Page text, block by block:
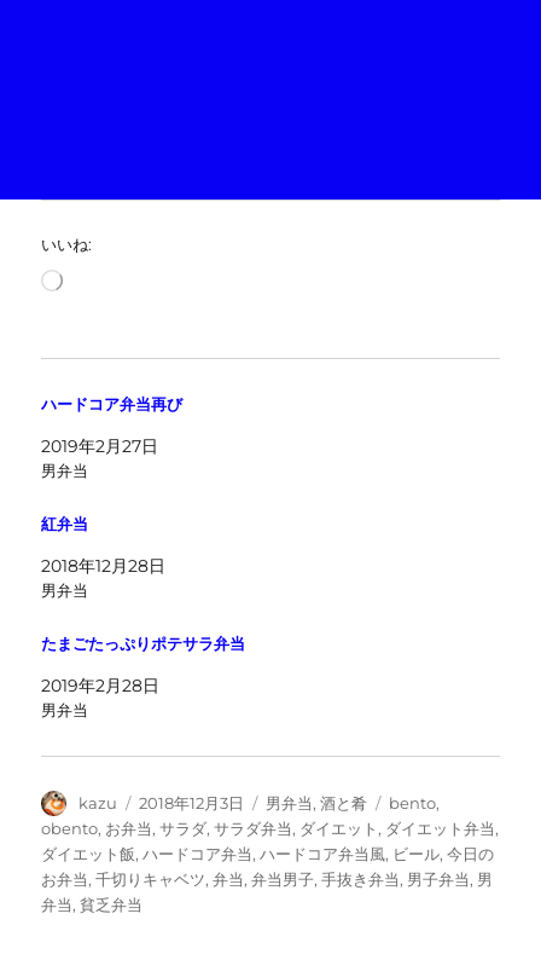
いいね:
読
み
ハードコア弁当再び
2019年2月27日
男弁当
紅弁当
2018年12月28日
男弁当
たまごたっぷりポテサラ弁当
2019年2月28日
男弁当
投
稿
者
kazu
投
稿
日:
2018年12月3日
カ
テ
ゴ
リ
男弁当,酒と肴
タ
グ
bento,
obento, お弁当,サラダ,サラダ弁当, ダイエット , ダイエット弁当,
ダイエット飯,ハードコア弁当,ハードコア弁当風, ビール,今日の
お弁当,千切りキャベツ,弁当,弁当男子,手抜き弁当, 男子弁当, 男
弁当,貧乏弁当